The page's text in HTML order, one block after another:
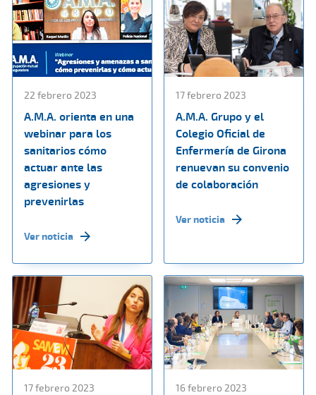
22 febrero 2023
A.M.A. orienta en una
webinar para los
sanitarios cómo
actuar ante las
agresiones y
prevenirlas
Ver noticia
17 febrero 2023
A.M.A. Grupo y el
Colegio Oficial de
Enfermería de Girona
renuevan su convenio
de colaboración
Ver noticia
17 febrero 2023 16 febrero 2023